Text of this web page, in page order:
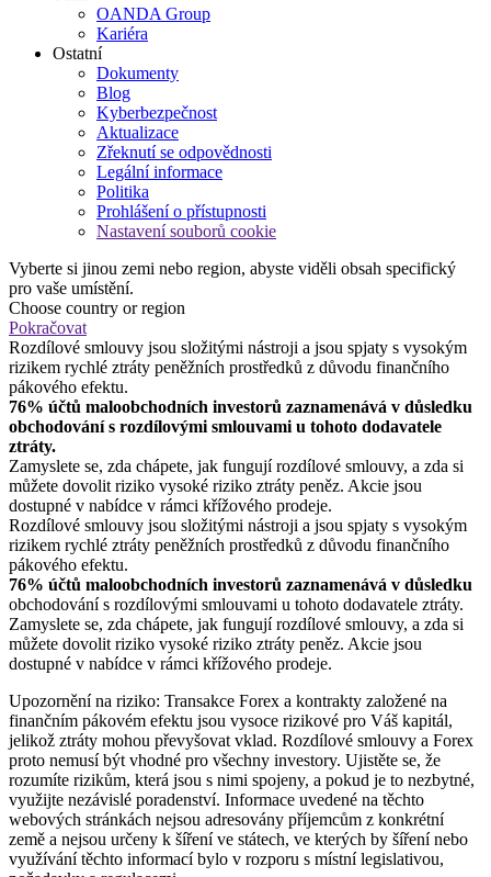
OANDA Group
Kariéra
Ostatní
Dokumenty
Blog
Kyberbezpečnost
Aktualizace
Zřeknutí se odpovědnosti
Legální informace
Politika
Prohlášení o přístupnosti
Nastavení souborů cookie
Vyberte si jinou zemi nebo region, abyste viděli obsah specifický
pro vaše umístění.
Choose country or region
Pokračovat
Rozdílové smlouvy jsou složitými nástroji a jsou spjaty s vysokým
rizikem rychlé ztráty peněžních prostředků z důvodu finančního
pákového efektu.
76% účtů maloobchodních investorů zaznamenává v důsledku
obchodování s rozdílovými smlouvami u tohoto dodavatele
ztráty.
Zamyslete se, zda chápete, jak fungují rozdílové smlouvy, a zda si
můžete dovolit riziko vysoké riziko ztráty peněz. Akcie jsou
dostupné v nabídce v rámci křížového prodeje.
Rozdílové smlouvy jsou složitými nástroji a jsou spjaty s vysokým
rizikem rychlé ztráty peněžních prostředků z důvodu finančního
pákového efektu.
76% účtů maloobchodních investorů zaznamenává v důsledku
obchodování s rozdílovými smlouvami u tohoto dodavatele ztráty.
Zamyslete se, zda chápete, jak fungují rozdílové smlouvy, a zda si
můžete dovolit riziko vysoké riziko ztráty peněz. Akcie jsou
dostupné v nabídce v rámci křížového prodeje.
Upozornění na riziko: Transakce Forex a kontrakty založené na
finančním pákovém efektu jsou vysoce rizikové pro Váš kapitál,
jelikož ztráty mohou převyšovat vklad. Rozdílové smlouvy a Forex
proto nemusí být vhodné pro všechny investory. Ujistěte se, že
rozumíte rizikům, která jsou s nimi spojeny, a pokud je to nezbytné,
využijte nezávislé poradenství. Informace uvedené na těchto
webových stránkách nejsou adresovány příjemcům z konkrétní
země a nejsou určeny k šíření ve státech, ve kterých by šíření nebo
využívání těchto informací bylo v rozporu s místní legislativou,